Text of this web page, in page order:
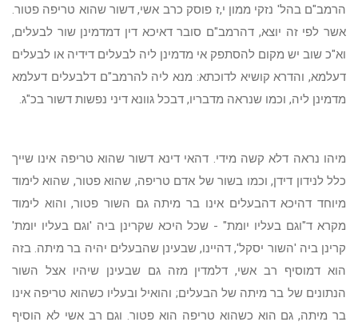
הרמב"ם בהל' נזקי ממון י,ז פוסק כרב אשי, דשור שהוא טריפה פטור.
אשר לפי זה יוצא, דהרמב"ם סובר דאיכא דין דמדמינן שור לבעלים,
וא"כ שוב יש מקום להסתפק אי מדמינן ליה לבעלים דידיה או לבעלים
דעלמא, והדרא קושיא לדוכתא: מנא ליה להרמב"ם דלבעלים דעלמא
מדמינן ליה, וכמו שנראה מדבריו, דבכל גוונא דיני נפשות דשור בכ"ג.
מיהו נראה דלא קשה מידי. דהאי דינא דשור שהוא טריפה אינו שייך
כלל לנידון דידן, וכמו בשור של אדם טריפה, שהוא פטור, שהוא לימוד
מיוחד דהיכא דהבעלים אינו בר מיתה גם השור פטור, והוא לימוד
מקרא ד"וגם בעליו יומת" - שכל היכא שקרינן ביה 'וגם בעליו יומת'
קרינן ביה 'השור יסקל', דהיינו, שבעינן שהבעלים יהיה בר מיתה. בזה
הוא דמוסיף רב אשי, דלמדין מזה גם שבעינן שיהיו אצל השור
הנתונים של בר מיתה של הבעלים; והואיל ובעליו כשהוא טריפה אינו
בר מיתה, גם הוא כשהוא טריפה הוא פטור. וגם רב אשי לא הוסיף